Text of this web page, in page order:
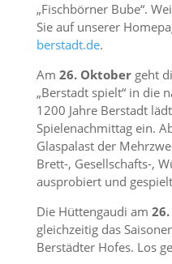
„Fischbörner Bube“.
Sie auf unserer
berstadt.de.
Am 26. Oktober geht
„Berstadt spielt“ in die
1200 Jahre Berstadt
Spielenachmittag ein.
Glaspalast der
Brett-, Gesellschafts-,
ausprobiert und
Die Hüttengaudi am
gleichzeitig das
Berstädter Hofes. Los